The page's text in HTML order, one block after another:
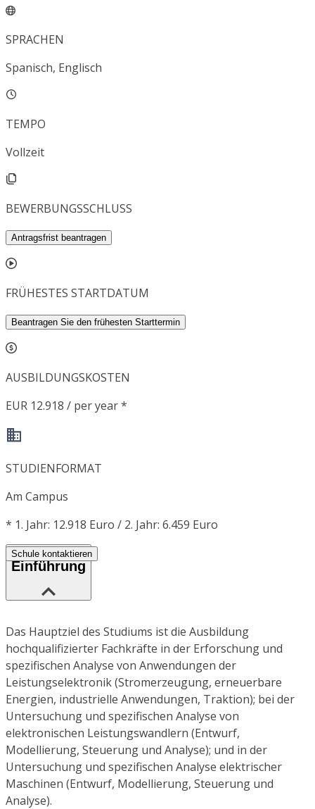
SPRACHEN
Spanisch, Englisch
TEMPO
Vollzeit
BEWERBUNGSSCHLUSS
Antragsfrist beantragen
FRÜHESTES STARTDATUM
Beantragen Sie den frühesten Starttermin
AUSBILDUNGSKOSTEN
EUR 12.918 / per year *
STUDIENFORMAT
Am Campus
* 1. Jahr: 12.918 Euro / 2. Jahr: 6.459 Euro
Schule kontaktieren
Einführung
Das Hauptziel des Studiums ist die Ausbildung
hochqualifizierter Fachkräfte in der Erforschung und
spezifischen Analyse von Anwendungen der
Leistungselektronik (Stromerzeugung, erneuerbare
Energien, industrielle Anwendungen, Traktion); bei der
Untersuchung und spezifischen Analyse von
elektronischen Leistungswandlern (Entwurf,
Modellierung, Steuerung und Analyse); und in der
Untersuchung und spezifischen Analyse elektrischer
Maschinen (Entwurf, Modellierung, Steuerung und
Analyse).